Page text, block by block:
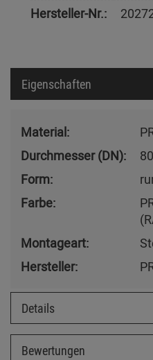
Hersteller-Nr.:
Eigenschaften
Material:
Durchmesser (DN):
Form:
Farbe:
Montageart:
Hersteller:
Details
Bewertungen